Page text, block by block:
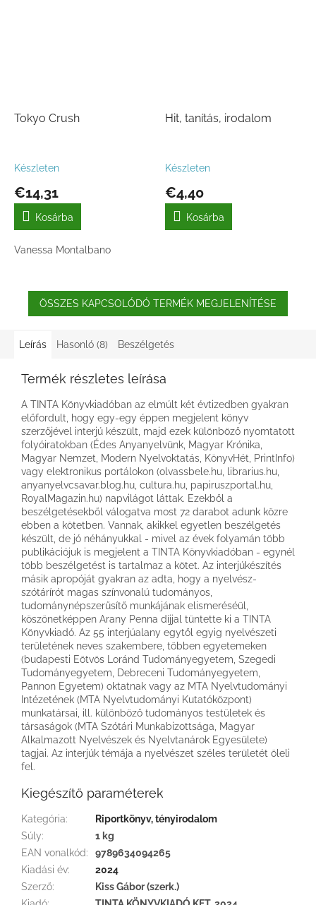
Tokyo Crush
Készleten
€14,31
Kosárba
Vanessa Montalbano
Hit, tanítás, irodalom
Készleten
€4,40
Kosárba
ÖSSZES KAPCSOLÓDÓ TERMÉK MEGJELENÍTÉSE
Leírás Hasonló (8) Beszélgetés
Termék részletes leírása
A TINTA Könyvkiadóban az elmúlt két évtizedben gyakran
előfordult, hogy egy-egy éppen megjelent könyv
szerzőjével interjú készült, majd ezek különböző nyomtatott
folyóiratokban (Édes Anyanyelvünk, Magyar Krónika,
Magyar Nemzet, Modern Nyelvoktatás, KönyvHét, PrintInfo)
vagy elektronikus portálokon (olvassbele.hu, librarius.hu,
anyanyelvcsavar.blog.hu, cultura.hu, papiruszportal.hu,
RoyalMagazin.hu) napvilágot láttak. Ezekből a
beszélgetésekből válogatva most 72 darabot adunk közre
ebben a kötetben. Vannak, akikkel egyetlen beszélgetés
készült, de jó néhányukkal - mivel az évek folyamán több
publikációjuk is megjelent a TINTA Könyvkiadóban - egynél
több beszélgetést is tartalmaz a kötet. Az interjúkészítés
másik apropóját gyakran az adta, hogy a nyelvész-
szótárírót magas színvonalú tudományos,
tudománynépszerűsítő munkájának elismeréséül,
köszönetképpen Arany Penna díjjal tüntette ki a TINTA
Könyvkiadó. Az 55 interjúalany egytől egyig nyelvészeti
területének neves szakembere, többen egyetemeken
(budapesti Eötvös Loránd Tudományegyetem, Szegedi
Tudományegyetem, Debreceni Tudományegyetem,
Pannon Egyetem) oktatnak vagy az MTA Nyelvtudományi
Intézetének (MTA Nyelvtudományi Kutatóközpont)
munkatársai, ill. különböző tudományos testületek és
társaságok (MTA Szótári Munkabizottsága, Magyar
Alkalmazott Nyelvészek és Nyelvtanárok Egyesülete)
tagjai. Az interjúk témája a nyelvészet széles területét öleli
fel.
Kiegészítő paraméterek
Kategória:
Riportkönyv, tényirodalom
Súly:
1 kg
EAN vonalkód:
9789634094265
Kiadási év:
2024
Szerző:
Kiss Gábor (szerk.)